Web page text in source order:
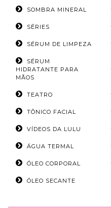
SOMBRA MINERAL
SÉRIES
SÉRUM DE LIMPEZA
SÉRUM
HIDRATANTE PARA
MÃOS
TEATRO
TÔNICO FACIAL
VÍDEOS DA LULU
ÁGUA TERMAL
ÓLEO CORPORAL
ÓLEO SECANTE